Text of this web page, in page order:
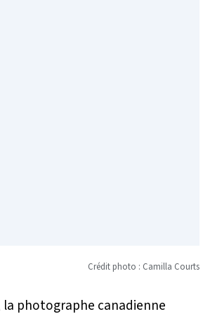
Crédit photo : Camilla Courts
la photographe canadienne